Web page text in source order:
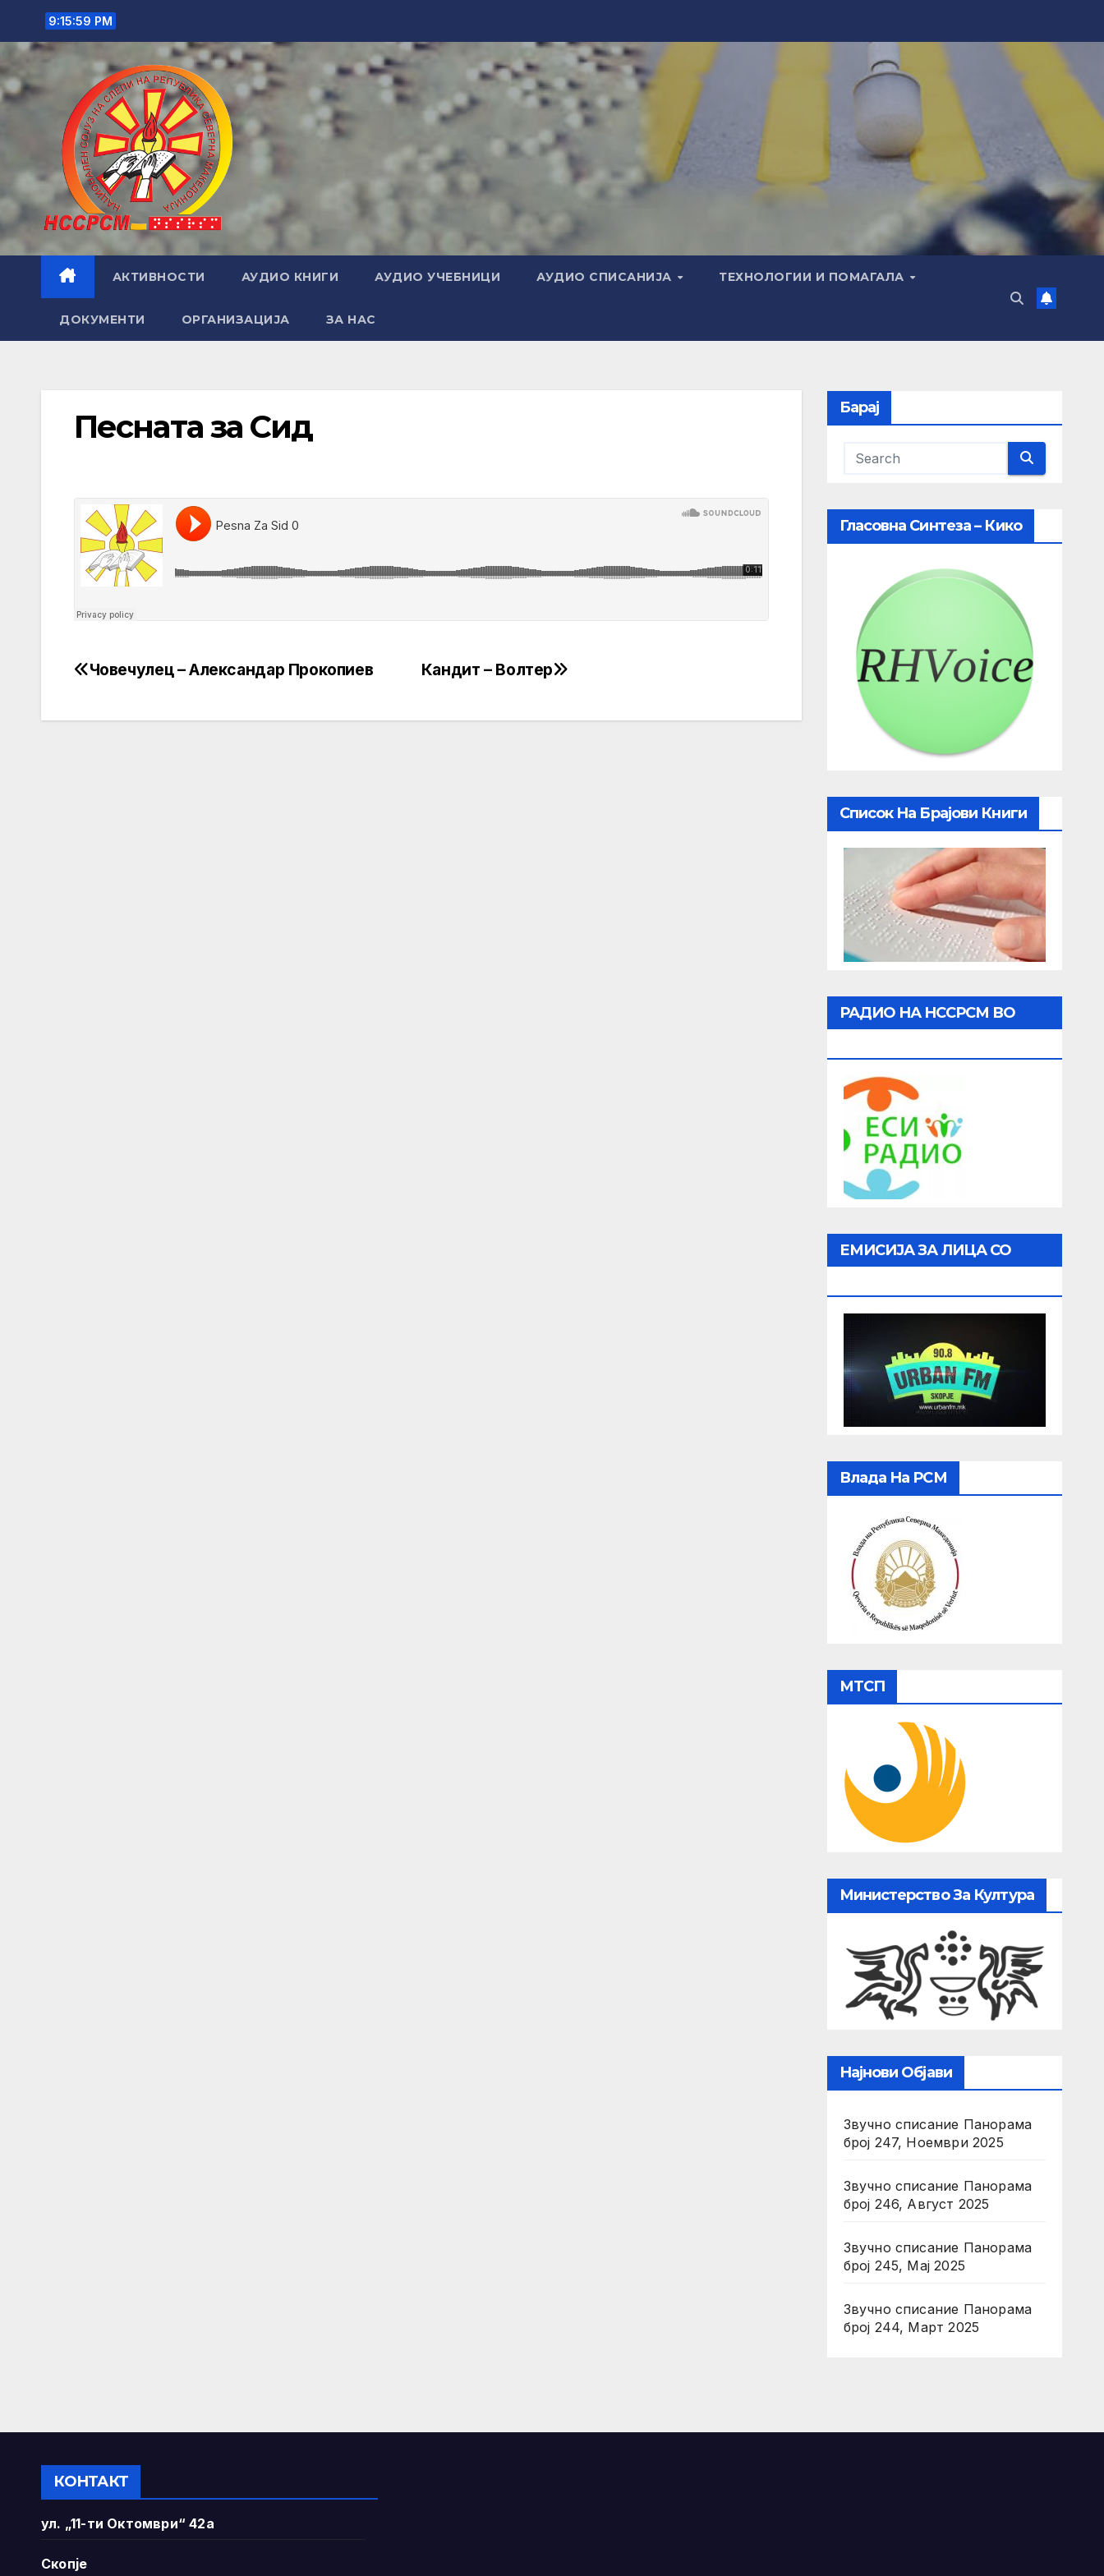
content
9:16:00 PM
АКТИВНОСТИ АУДИО КНИГИ АУДИО УЧЕБНИЦИ АУДИО СПИСАНИЈА ТЕХНОЛОГИИ И ПОМАГАЛА
ДОКУМЕНТИ ОРГАНИЗАЦИЈА ЗА НАС
Песната за Сид
Post
Кандит – Волтер
Човечулец – Александар Прокопиев
Барај
Гласовна Синтеза – Кико
Список На Брајови Книги
РАДИО НА НССРСМ ВО
ЕМИСИЈА ЗА ЛИЦА СО
Влада На РСМ
МТСП
Министерство За Култура
Најнови Објави
Звучно списание Панорама
број 247, Ноември 2025
Звучно списание Панорама
број 246, Август 2025
Звучно списание Панорама
број 245, Мај 2025
Звучно списание Панорама
број 244, Март 2025
КОНТАКТ
ул. „11-ти Октомври“ 42а
Скопје